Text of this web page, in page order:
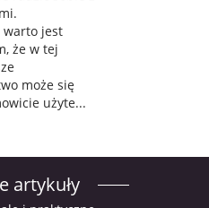
warto jest
że w tej
może się
użyte...
artykuły